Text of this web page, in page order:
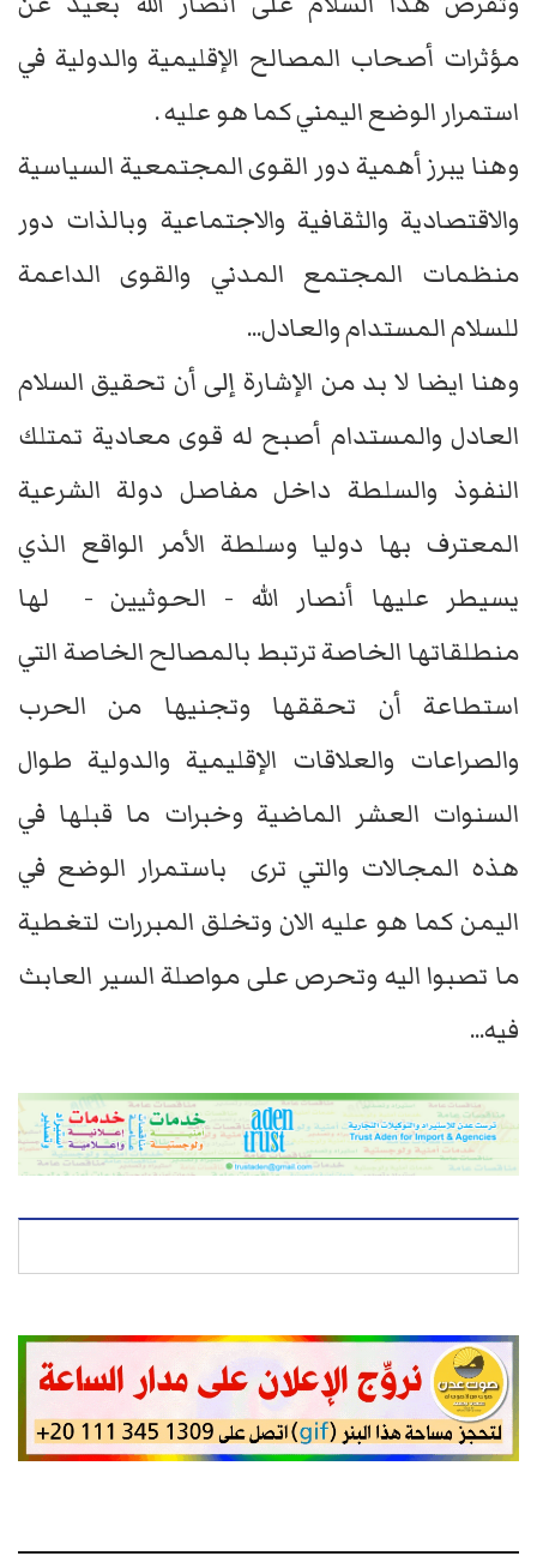
مؤثرات أصحاب المصالح الإقليمية والدولية في
استمرار الوضع اليمني كما هو عليه .
وهنا يبرز أهمية دور القوى المجتمعية السياسية
والاقتصادية والثقافية والاجتماعية وبالذات دور
منظمات المجتمع المدني والقوى الداعمة
للسلام المستدام والعادل...
وهنا ايضا لا بد من الإشارة إلى أن تحقيق السلام
العادل والمستدام أصبح له قوى معادية تمتلك
النفوذ والسلطة داخل مفاصل دولة الشرعية
المعترف بها دوليا وسلطة الأمر الواقع الذي
يسيطر عليها أنصار الله - الحوثيين - لها
منطلقاتها الخاصة ترتبط بالمصالح الخاصة التي
استطاعة أن تحققها وتجنيها من الحرب
والصراعات والعلاقات الإقليمية والدولية طوال
السنوات العشر الماضية وخبرات ما قبلها في
هذه المجالات والتي ترى باستمرار الوضع في
اليمن كما هو عليه الان وتخلق المبررات لتغطية
ما تصبوا اليه وتحرص على مواصلة السير العابث
فيه...